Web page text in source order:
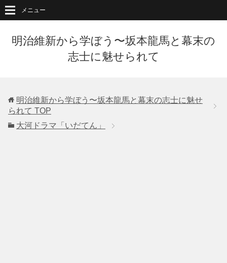
明治維新から学ぼう〜坂本龍馬と幕末の
志士に魅せられて
メニュー
明治維新から学ぼう〜坂本龍馬と幕末の志士に魅せ
られて TOP
大河ドラマ「いだてん」